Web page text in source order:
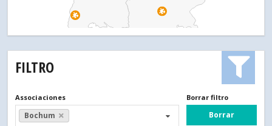
FILTRO
Associaciones
Bochum
Borrar filtro
Borrar